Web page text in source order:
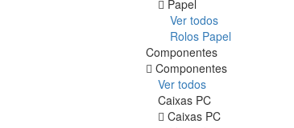
Papel
Ver todos
Rolos Papel
Componentes
Componentes
Ver todos
Caixas PC
Caixas PC